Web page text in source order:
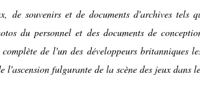
de souvenirs et de documents d'archives tels
du personnel et des documents de
de l'un des développeurs britanniques
l'ascension fulgurante de la scène des jeux dans